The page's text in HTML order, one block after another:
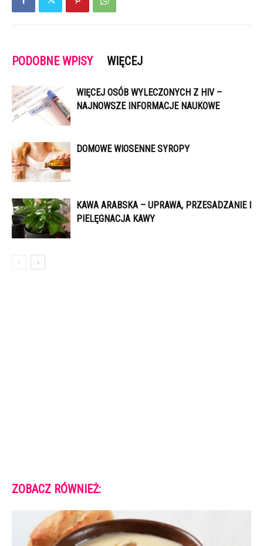
PODOBNE WPISY WIĘCEJ
WIĘCEJ OSÓB WYLECZONYCH Z HIV –
NAJNOWSZE INFORMACJE NAUKOWE
DOMOWE WIOSENNE SYROPY
KAWA ARABSKA – UPRAWA, PRZESADZANIE I
PIELĘGNACJA KAWY
ZOBACZ RÓWNIEŻ: